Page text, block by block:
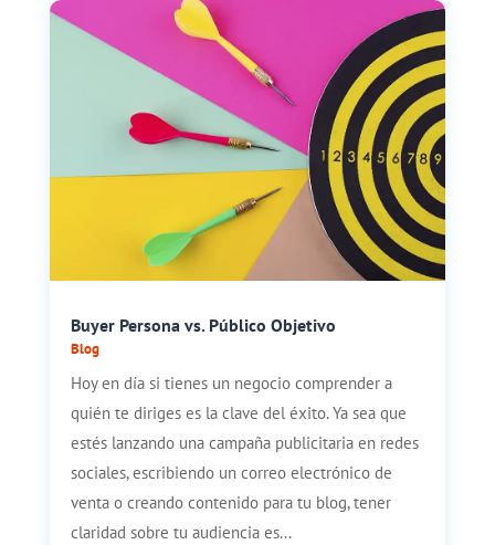
Buyer Persona vs. Público Objetivo
Blog
Hoy en día si tienes un negocio comprender a
quién te diriges es la clave del éxito. Ya sea que
estés lanzando una campaña publicitaria en redes
sociales, escribiendo un correo electrónico de
venta o creando contenido para tu blog, tener
claridad sobre tu audiencia es...